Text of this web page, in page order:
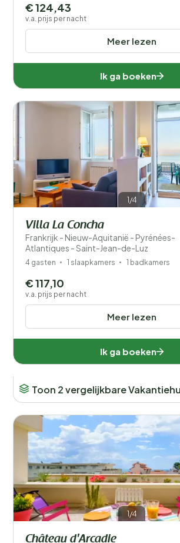
Meer lezen
€ 124,43
v.a. prijs per nacht
Ik ga boeken
1/4
Villa La Concha
Frankrijk - Nieuw-Aquitanië - Pyrénées-
Atlantiques - Saint-Jean-de-Luz
4 gasten 1 slaapkamers 1 badkamers
Meer lezen
€ 117,10
v.a. prijs per nacht
Ik ga boeken
Toon 2 vergelijkbare
1/4
Château d'Arcadie